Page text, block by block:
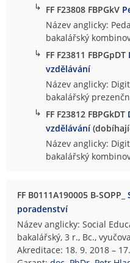
↳ FF F23808 FBPGkV
Název anglicky:
bakalářský
↳ FF F23811 FBPGpDT
vzdělávání
Název anglicky:
bakalářský
↳ FF F23812 FBPGkDT
vzdělávání
Název anglicky:
bakalářský
FF B0111A190005 B-SOPP_
poradenství
Název anglicky: Social
bakalářský, 3 r., Bc.,
Akreditace: 18. 9. 2018 –